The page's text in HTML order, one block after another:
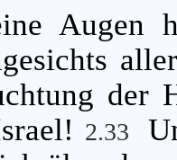
Augen
der
2.33